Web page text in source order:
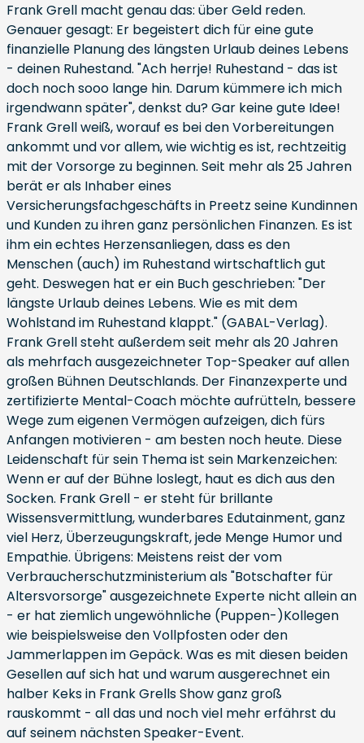
Frank Grell macht genau das: über Geld reden.
Genauer gesagt: Er begeistert dich für eine gute
finanzielle Planung des längsten Urlaub deines Lebens
- deinen Ruhestand. "Ach herrje! Ruhestand - das ist
doch noch sooo lange hin. Darum kümmere ich mich
irgendwann später", denkst du? Gar keine gute Idee!
Frank Grell weiß, worauf es bei den Vorbereitungen
ankommt und vor allem, wie wichtig es ist, rechtzeitig
mit der Vorsorge zu beginnen. Seit mehr als 25 Jahren
berät er als Inhaber eines
Versicherungsfachgeschäfts in Preetz seine Kundinnen
und Kunden zu ihren ganz persönlichen Finanzen. Es ist
ihm ein echtes Herzensanliegen, dass es den
Menschen (auch) im Ruhestand wirtschaftlich gut
geht. Deswegen hat er ein Buch geschrieben: "Der
längste Urlaub deines Lebens. Wie es mit dem
Wohlstand im Ruhestand klappt." (GABAL-Verlag).
Frank Grell steht außerdem seit mehr als 20 Jahren
als mehrfach ausgezeichneter Top-Speaker auf allen
großen Bühnen Deutschlands. Der Finanzexperte und
zertifizierte Mental-Coach möchte aufrütteln, bessere
Wege zum eigenen Vermögen aufzeigen, dich fürs
Anfangen motivieren - am besten noch heute. Diese
Leidenschaft für sein Thema ist sein Markenzeichen:
Wenn er auf der Bühne loslegt, haut es dich aus den
Socken. Frank Grell - er steht für brillante
Wissensvermittlung, wunderbares Edutainment, ganz
viel Herz, Überzeugungskraft, jede Menge Humor und
Empathie. Übrigens: Meistens reist der vom
Verbraucherschutzministerium als "Botschafter für
Altersvorsorge" ausgezeichnete Experte nicht allein an
- er hat ziemlich ungewöhnliche (Puppen-)Kollegen
wie beispielsweise den Vollpfosten oder den
Jammerlappen im Gepäck. Was es mit diesen beiden
Gesellen auf sich hat und warum ausgerechnet ein
halber Keks in Frank Grells Show ganz groß
rauskommt - all das und noch viel mehr erfährst du
auf seinem nächsten Speaker-Event.